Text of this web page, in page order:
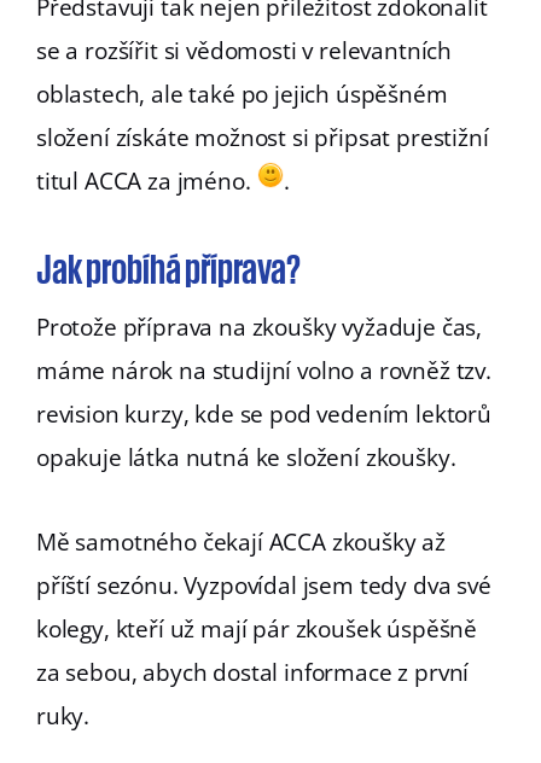
Představují tak nejen příležitost zdokonalit
se a rozšířit si vědomosti v relevantních
oblastech, ale také po jejich úspěšném
složení získáte možnost si připsat prestižní
titul ACCA za jméno.
.
Jak probíhá příprava?
Protože příprava na zkoušky vyžaduje čas,
máme nárok na studijní volno a rovněž tzv.
revision kurzy, kde se pod vedením lektorů
opakuje látka nutná ke složení zkoušky.
Mě samotného čekají ACCA zkoušky až
příští sezónu. Vyzpovídal jsem tedy dva své
kolegy, kteří už mají pár zkoušek úspěšně
za sebou, abych dostal informace z první
ruky.